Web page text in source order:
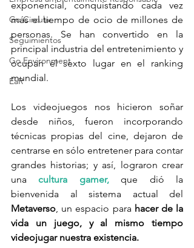
Go Circular
Seguimientos
Go Environment
EaR
exponencial, conquistando cada vez
más el tiempo de ocio de millones de
personas. Se han convertido en la
principal industria del entretenimiento y
ocupan el sexto lugar en el ranking
mundial.
Los videojuegos nos hicieron soñar
desde niños, fueron incorporando
técnicas propias del cine, dejaron de
centrarse en sólo entretener para contar
grandes historias; y así, lograron crear
una cultura gamer, que dió la
Metaverso, un espacio para hacer de la
vida un juego, y al mismo tiempo
videojugar nuestra existencia.